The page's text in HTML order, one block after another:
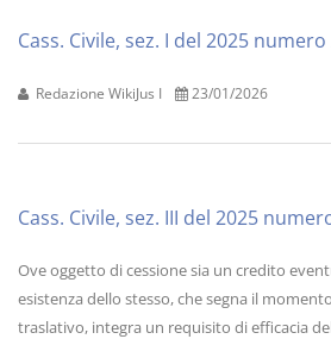
Cass. Civile, sez. I del 2025
Redazione WikiJus I 23/01/2026
Cass. Civile, sez. III del 2025
Ove oggetto di cessione sia un credito
esistenza dello stesso, che segna il
traslativo, integra un requisito di efficacia